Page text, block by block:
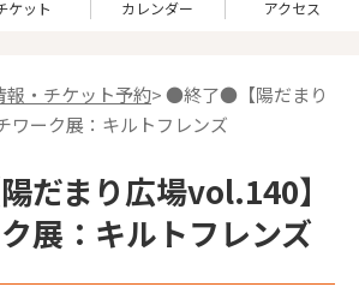
ケット カレンダー アクセス
報・チケット予約> ●終了●【陽だまり
ワーク展：キルトフレンズ
まり広場vol.140】
展：キルトフレンズ